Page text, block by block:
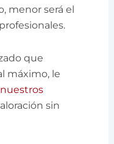
menor será el
que
máximo, le
sin